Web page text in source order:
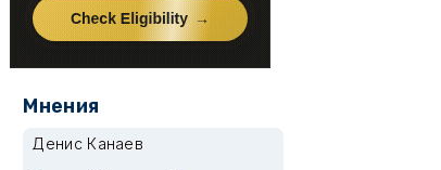
Мнения
Денис Канаев